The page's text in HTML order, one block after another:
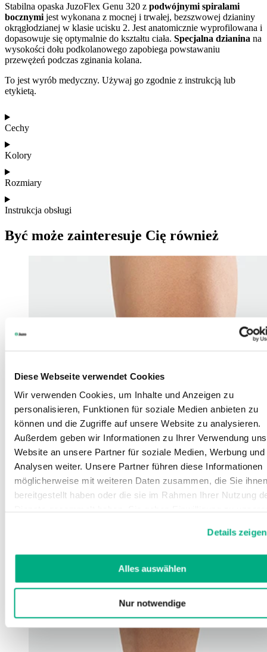
Diese Webseite verwendet Cookies
Wir verwenden Cookies, um Inhalte und Anzeigen zu
personalisieren, Funktionen für soziale Medien anbieten zu
können und die Zugriffe auf unsere Website zu analysieren.
Außerdem geben wir Informationen zu Ihrer Verwendung
Website an unsere Partner für soziale Medien, Werbung und
Analysen weiter. Unsere Partner führen diese Informationen
möglicherweise mit weiteren Daten zusammen, die Sie ihnen
bereitgestellt haben oder die sie im Rahmen Ihrer Nutzung
unsererDatenschutzerklärungundImpressum.
Details zeigen
Alles auswählen
Nur notwendige
Stabilna opaska JuzoFlex Genu 320 z podwójnymi spiralami
bocznymi jest wykonana z mocnej i trwałej, bezszwowej dzianiny
okrągłodzianej w klasie ucisku 2. Jest anatomicznie wyprofilowana i
dopasowuje się optymalnie do kształtu ciała. Specjalna dzianina na
wysokości dołu podkolanowego zapobiega powstawaniu
przewężeń podczas zginania kolana.
To jest wyrób medyczny. Używaj go zgodnie z instrukcją lub
etykietą.
Cechy
Kolory
Rozmiary
Instrukcja obsługi
Być może zainteresuje Cię również